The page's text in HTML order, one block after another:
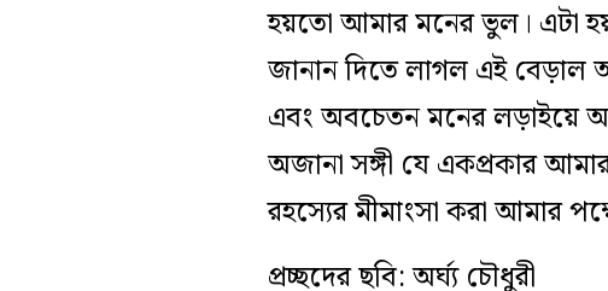
হয়তো আমার মনের ভুল। এটা
জানান দিতে লাগল এই
এবং অবচেতন মনের লড়াইয়ে
অজানা সঙ্গী যে একপ্রকার
রহস্যের মীমাংসা করা আমার
প্রচ্ছদের ছবি: অর্ঘ্য চৌধুরী